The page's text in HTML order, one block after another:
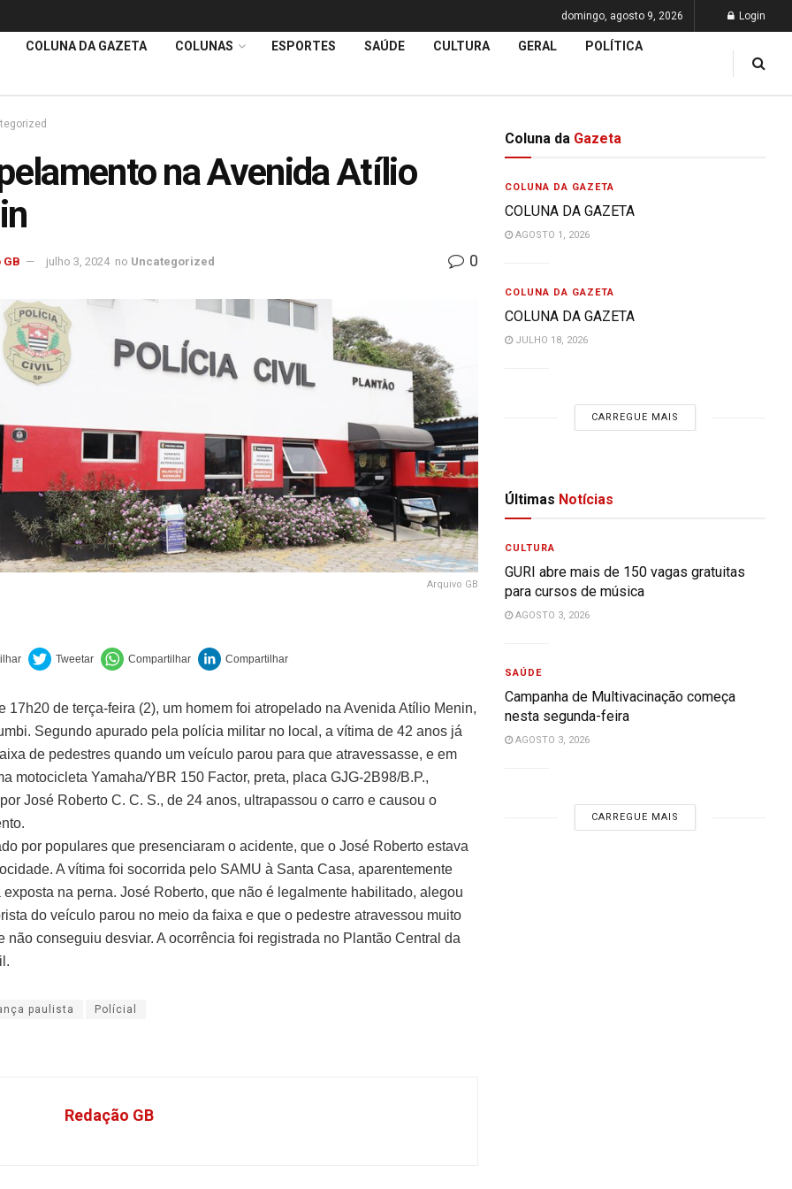
domingo, agosto 9, 2026 Login
COLUNA DA GAZETA COLUNAS ESPORTES SAÚDE CULTURA GERAL POLÍTICA
na Avenida Atílio
GB julho 3, 2024 no Uncategorized 0
Arquivo GB
17h20 de terça-feira (2), um homem foi atropelado na Avenida Atílio Menin,
Segundo apurado pela polícia militar no local, a vítima de 42 anos já
de pedestres quando um veículo parou para que atravessasse, e em
motocicleta Yamaha/YBR 150 Factor, preta, placa GJG-2B98/B.P.,
José Roberto C. C. S., de 24 anos, ultrapassou o carro e causou o
por populares que presenciaram o acidente, que o José Roberto estava
A vítima foi socorrida pelo SAMU à Santa Casa, aparentemente
exposta na perna. José Roberto, que não é legalmente habilitado, alegou
do veículo parou no meio da faixa e que o pedestre atravessou muito
não conseguiu desviar. A ocorrência foi registrada no Plantão Central da
paulista Polícial
Redação GB
Coluna da Gazeta
COLUNA DA GAZETA
COLUNA DA GAZETA
AGOSTO 1, 2026
COLUNA DA GAZETA
COLUNA DA GAZETA
JULHO 18, 2026
CARREGUE MAIS
Últimas Notícias
CULTURA
GURI abre mais de 150 vagas gratuitas
para cursos de música
AGOSTO 3, 2026
SAÚDE
Campanha de Multivacinação começa
nesta segunda-feira
AGOSTO 3, 2026
CARREGUE MAIS